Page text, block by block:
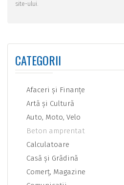
site-ului.
CATEGORII
Afaceri şi Finanţe
Artă şi Cultură
Auto, Moto, Velo
Beton amprentat
Calculatoare
Casă şi Grădină
Comerţ, Magazine